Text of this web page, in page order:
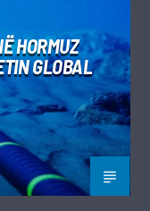
HORMUZ
GLOBAL